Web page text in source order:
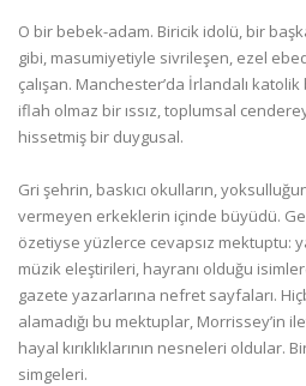
O bir bebek-adam. Biricik idolü, bir
gibi, masumiyetiyle sivrileşen, ezel
çalışan. Manchester’da İrlandalı
iflah olmaz bir ıssız, toplumsal
hissetmiş bir duygusal.
Gri şehrin, baskıcı okulların,
vermeyen erkeklerin içinde büyüdü.
özetiyse yüzlerce cevapsız mektuptu:
müzik eleştirileri, hayranı olduğu
gazete yazarlarına nefret sayfaları.
alamadığı bu mektuplar, Morrissey’in
hayal kırıklıklarının nesneleri oldular.
simgeleri.